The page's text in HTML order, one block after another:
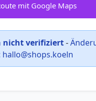
mit Google Maps
nicht verifiziert-
hallo@shops.koeln